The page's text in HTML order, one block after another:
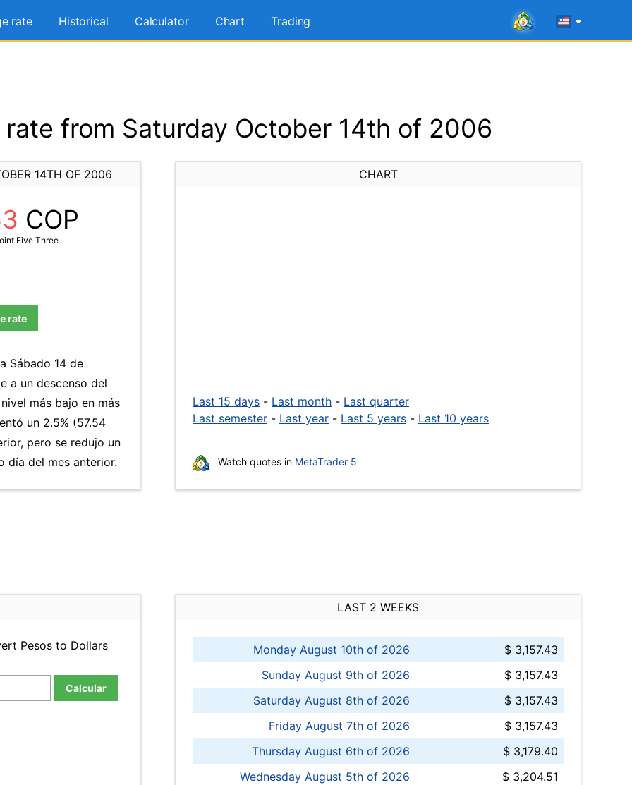
rate Historical Calculator Chart Trading
rate from Saturday October 14th of 2006
14TH OF 2006
COP
Five Three
rate
Sábado 14 de
a un descenso del
más bajo en más
un 2.5% (57.54
pero se redujo un
día del mes anterior.
CHART
Last 15 days - Last month - Last quarter
Last semester - Last year - Last 5 years - Last 10 years
Watch quotes in MetaTrader 5
Pesos to Dollars
Calcular
LAST 2 WEEKS
Monday August 10th of 2026
$ 3,157.43
Sunday August 9th of 2026
$ 3,157.43
Saturday August 8th of 2026
$ 3,157.43
Friday August 7th of 2026
$ 3,157.43
Thursday August 6th of 2026
$ 3,179.40
Wednesday August 5th of 2026
$ 3,204.51